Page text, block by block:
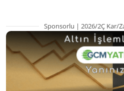
Sponsorlu | 2026/2Ç Kar/